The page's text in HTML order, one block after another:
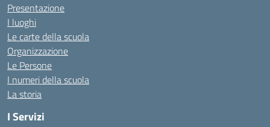
Presentazione
I luoghi
Le carte della scuola
Organizzazione
Le Persone
I numeri della scuola
La storia
I Servizi